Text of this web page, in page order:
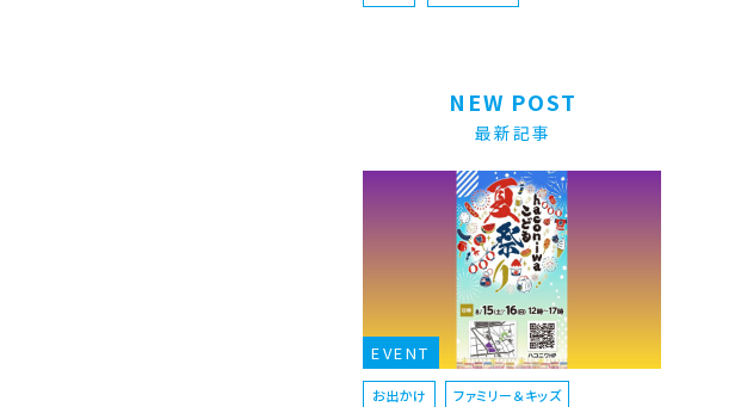
NEW POST
最新記事
EVENT
お出かけ ファミリー＆キッズ